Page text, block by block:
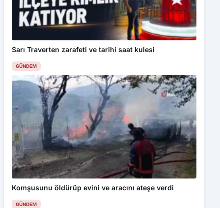
Sarı Traverten zarafeti ve tarihi saat kulesi
GÜNDEM
Komşusunu öldürüp evini ve aracını ateşe verdi
GÜNDEM